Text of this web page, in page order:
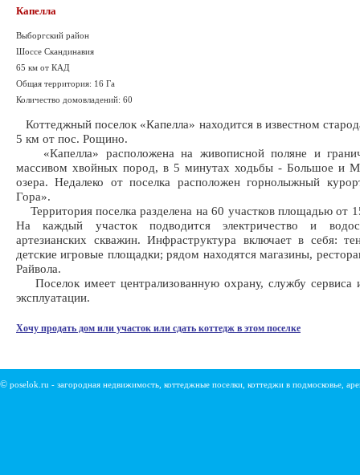
Капелла
Выборгский район
Шоссе Скандинавия
65 км от КАД
Общая территория: 16 Га
Количество домовладений: 60
Коттеджный поселок «Капелла» находится в известном
5 км от пос. Рощино.
«Капелла» расположена на живописной поляне и
массивом хвойных пород, в 5 минутах ходьбы - Большое и
озера. Недалеко от поселка расположен горнолыжный
Гора».
Территория поселка разделена на 60 участков площадью от
На каждый участок подводится электричество и
артезианских скважин. Инфраструктура включает в себя:
детские игровые площадки; рядом находятся магазины,
Райвола.
Поселок имеет централизованную охрану, службу сервиса
эксплуатации.
Хочу продать дом или участок или сдать коттедж в этом поселке
© poselok.ru - загородная недвижимость, коттеджные поселки, коттеджи в подмосковье,